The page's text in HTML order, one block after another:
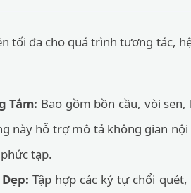
tối đa cho quá trình tương tác,
Tắm: Bao gồm bồn cầu, vòi
này hỗ trợ mô tả không gian
tạp.
Tập hợp các ký tự chổi